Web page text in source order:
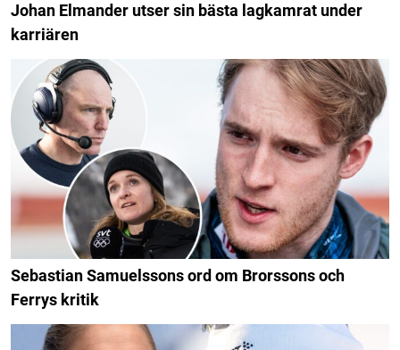
Johan Elmander utser sin bästa lagkamrat under
karriären
Sebastian Samuelssons ord om Brorssons och
Ferrys kritik